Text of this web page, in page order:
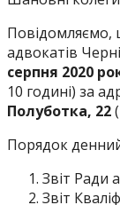
Повідомляємо,
адвокатів
серпня 2020
10 годині) за
Полуботка, 22
Порядок
Звіт Ради
Звіт